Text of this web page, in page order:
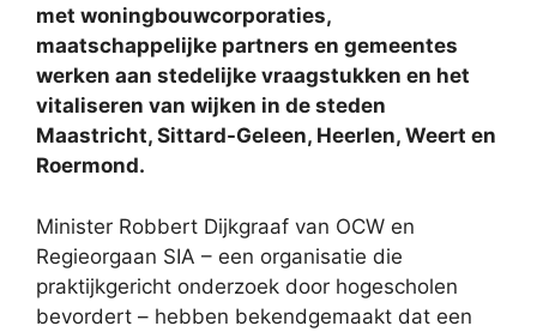
met woningbouwcorporaties,
maatschappelijke partners en gemeentes
werken aan stedelijke vraagstukken en het
vitaliseren van wijken in de steden
Maastricht, Sittard-Geleen, Heerlen, Weert en
Roermond.
Minister Robbert Dijkgraaf van OCW en
Regieorgaan SIA – een organisatie die
praktijkgericht onderzoek door hogescholen
bevordert – hebben bekendgemaakt dat een